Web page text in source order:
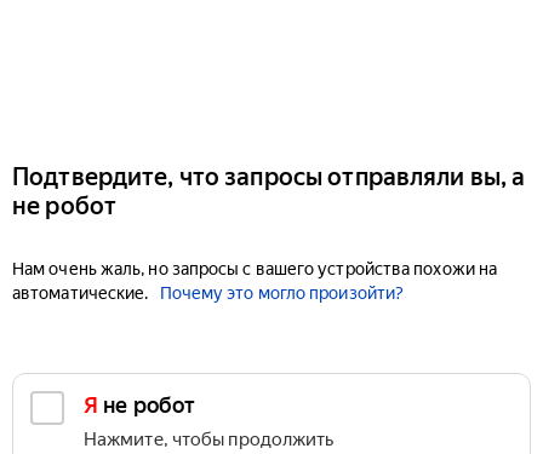
Подтвердите, что запросы отправляли вы, а
не робот
Нам очень жаль, но запросы с вашего устройства похожи на
автоматические.
Почему это могло произойти?
Я не робот
Нажмите, чтобы продолжить